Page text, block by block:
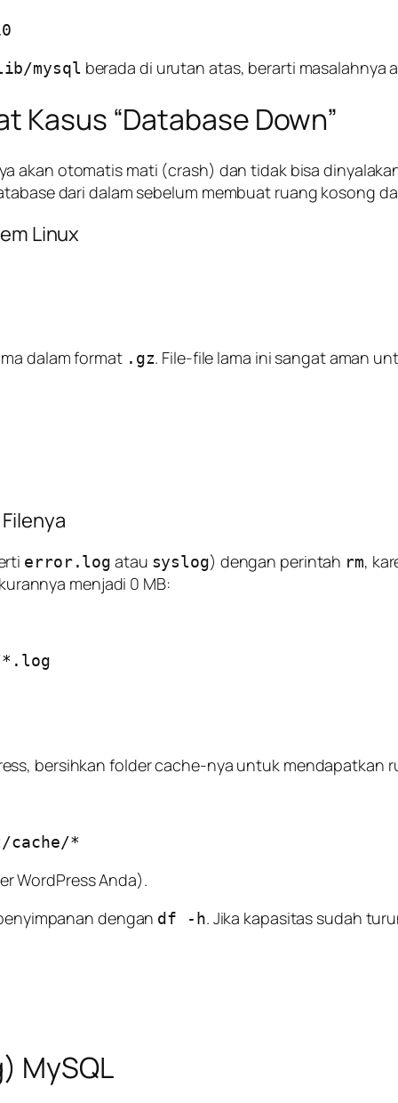
mysql berada di urutan atas, berarti masalahnya
Kasus “Database Down”
akan otomatis mati (crash) dan tidak bisa
dari dalam sebelum membuat ruang kosong
Linux
dalam format .gz. File-file lama ini sangat aman
error.log atau syslog) dengan perintah rm,
menjadi 0 MB:
*.log
bersihkan folder cache-nya untuk mendapatkan
WordPress Anda).
dengan df -h. Jika kapasitas sudah
MySQL